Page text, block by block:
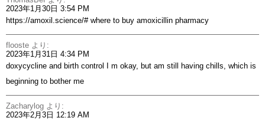
2023年1月30日 3:54 PM
https://amoxil.science/#where to buy amoxicillin pharmacy
flooste より:
2023年1月31日 4:34 PM
doxycycline and birth control
I m okay, but am still having chills, which is
beginning to bother me
Zacharylog より:
2023年2月3日 12:19 AM